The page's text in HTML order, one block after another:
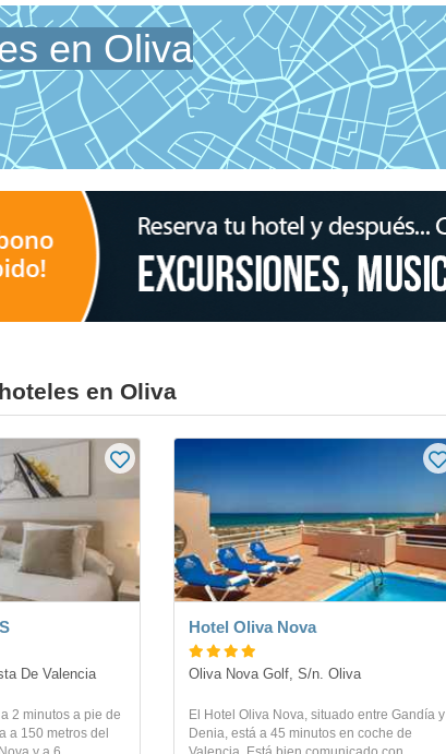
en Oliva
en Oliva
De Valencia
2 minutos a pie de
a 150 metros del
Hotel Oliva Nova
Oliva Nova Golf, S/n. Oliva
El Hotel Oliva Nova, situado entre Gandía y
Denia, está a 45 minutos en coche de